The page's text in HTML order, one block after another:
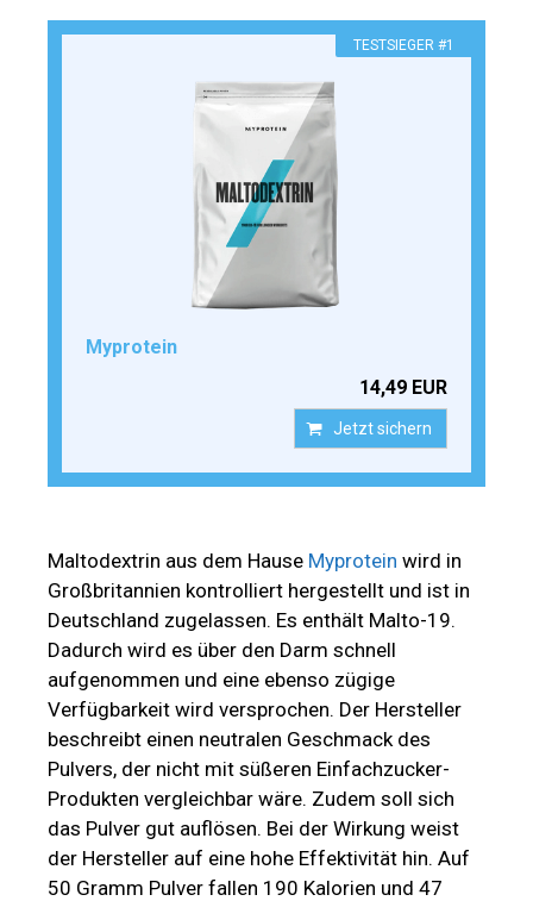
TESTSIEGER #1
Myprotein
14,49 EUR
Jetzt sichern
Maltodextrin aus dem Hause Myprotein wird in
Großbritannien kontrolliert hergestellt und ist in
Deutschland zugelassen. Es enthält Malto-19.
Dadurch wird es über den Darm schnell
aufgenommen und eine ebenso zügige
Verfügbarkeit wird versprochen. Der Hersteller
beschreibt einen neutralen Geschmack des
Pulvers, der nicht mit süßeren Einfachzucker-
Produkten vergleichbar wäre. Zudem soll sich
das Pulver gut auflösen. Bei der Wirkung weist
der Hersteller auf eine hohe Effektivität hin. Auf
50 Gramm Pulver fallen 190 Kalorien und 47